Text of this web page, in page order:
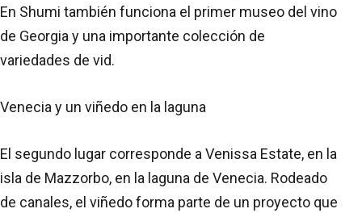
En Shumi también funciona el primer museo del vino
de Georgia y una importante colección de
variedades de vid.
Venecia y un viñedo en la laguna
El segundo lugar corresponde a Venissa Estate, en la
isla de Mazzorbo, en la laguna de Venecia. Rodeado
de canales, el viñedo forma parte de un proyecto que